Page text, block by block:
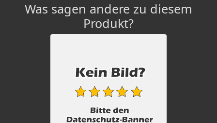
Was sagen andere zu diesem
Produkt?